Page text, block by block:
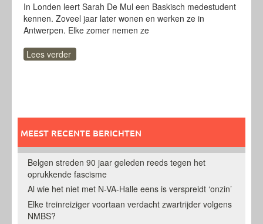
In Londen leert Sarah De Mul een Baskisch medestudent
kennen. Zoveel jaar later wonen en werken ze in
Antwerpen. Elke zomer nemen ze
Lees verder
MEEST RECENTE BERICHTEN
Belgen streden 90 jaar geleden reeds tegen het
oprukkende fascisme
Al wie het niet met N-VA-Halle eens is verspreidt ‘onzin’
Elke treinreiziger voortaan verdacht zwartrijder volgens
NMBS?